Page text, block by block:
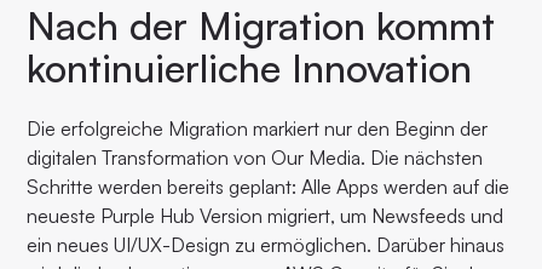
Nach der Migration kommt
kontinuierliche Innovation
Die erfolgreiche Migration markiert nur den Beginn der
digitalen Transformation von Our Media. Die nächsten
Schritte werden bereits geplant: Alle Apps werden auf die
neueste Purple Hub Version migriert, um Newsfeeds und
ein neues UI/UX-Design zu ermöglichen. Darüber hinaus